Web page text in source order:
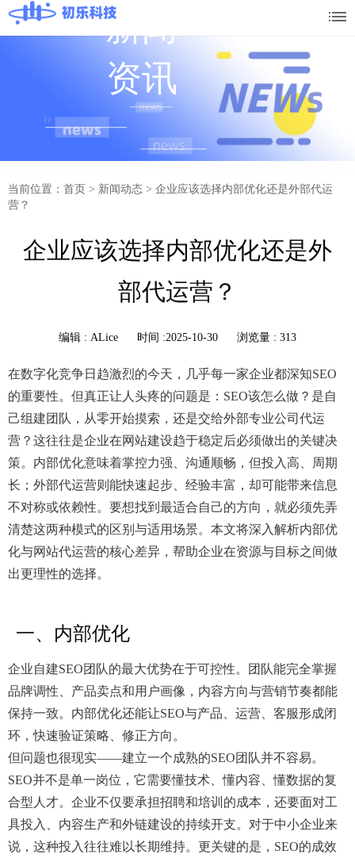
新闻
资讯
当前位置：首页 > 新闻动态 > 企业应该选择内部优化还是外部代运
营？
企业应该选择内部优化还是外
部代运营？
编辑 : ALice 时间 :2025-10-30 浏览量 : 313
在数字化竞争日趋激烈的今天，几乎每一家企业都深知SEO
的重要性。但真正让人头疼的问题是：SEO该怎么做？是自
己组建团队，从零开始摸索，还是交给外部专业公司代运
营？这往往是企业在网站建设趋于稳定后必须做出的关键决
策。内部优化意味着掌控力强、沟通顺畅，但投入高、周期
长；外部代运营则能快速起步、经验丰富，却可能带来信息
不对称或依赖性。要想找到最适合自己的方向，就必须先弄
清楚这两种模式的区别与适用场景。本文将深入解析内部优
化与网站代运营的核心差异，帮助企业在资源与目标之间做
出更理性的选择。
一、内部优化
企业自建SEO团队的最大优势在于可控性。团队能完全掌握
品牌调性、产品卖点和用户画像，内容方向与营销节奏都能
保持一致。内部优化还能让SEO与产品、运营、客服形成闭
环，快速验证策略、修正方向。
但问题也很现实——建立一个成熟的SEO团队并不容易。
SEO并不是单一岗位，它需要懂技术、懂内容、懂数据的复
合型人才。企业不仅要承担招聘和培训的成本，还要面对工
具投入、内容生产和外链建设的持续开支。对于中小企业来
说，这种投入往往难以长期维持。更关键的是，SEO的成效